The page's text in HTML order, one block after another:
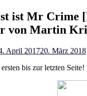
ist Mr Crime
von Martin
April 201720. März 2018
bis zur letzten Seite!